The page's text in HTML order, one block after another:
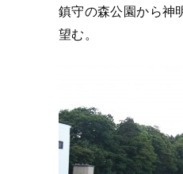
鎮守の森公園から神
望む。